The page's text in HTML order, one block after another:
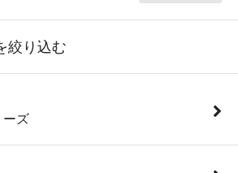
絞り込む
ーズ